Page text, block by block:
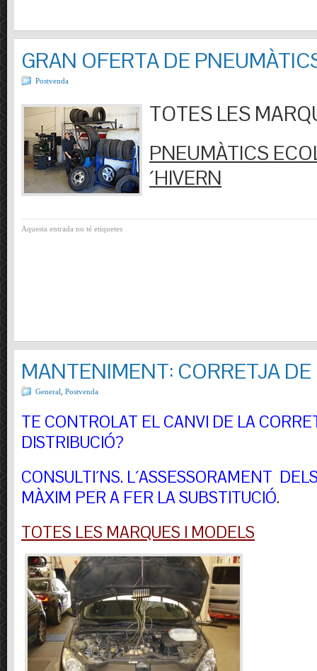
GRAN OFERTA DE
Postvenda
TOTES LES
PNEUMÀTICS
´HIVERN
Aquesta entrada no té etiquetes
MANTENIMENT: CORRETJA
General Postvenda
TE CONTROLAT EL CANVI DE LA
DISTRIBUCIÓ?
CONSULTI´NS. L´ASSESSORAMENT
MÀXIM PER A FER LA SUBSTITUCIÓ.
TOTES LES MARQUES I MODELS